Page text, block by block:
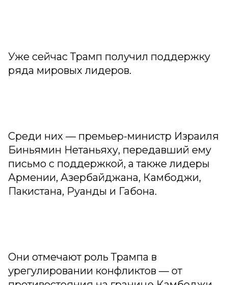
Уже сейчас Трамп получил поддержку
ряда мировых лидеров.
Среди них — премьер-министр Израиля
Биньямин Нетаньяху, передавший ему
письмо с поддержкой, а также лидеры
Армении, Азербайджана, Камбоджи,
Пакистана, Руанды и Габона.
Они отмечают роль Трампа в
урегулировании конфликтов — от